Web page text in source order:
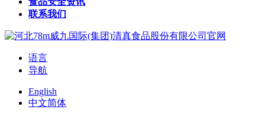
联系我们
语言
导航
English
中文简体